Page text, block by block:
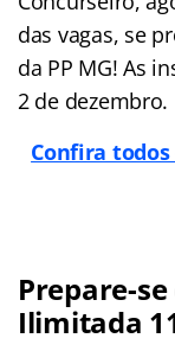
das vagas, se
da PP MG! As
2 de dezembro.
Confira
Prepare-
Ilimitada